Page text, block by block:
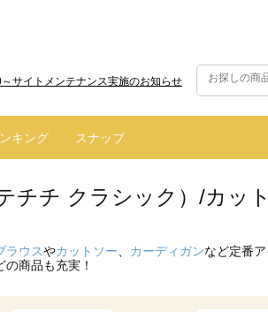
サイトメンテナンス実施のお知らせ
キング スナップ
チチ クラシック）/カッ
ラウスやカットソー カーディガンなど定番
の商品も充実！